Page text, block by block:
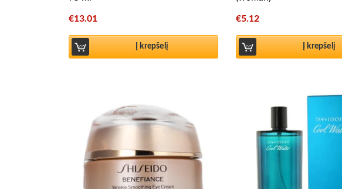
€13.01
Į krepšelį
€5.12
Į krepšelį